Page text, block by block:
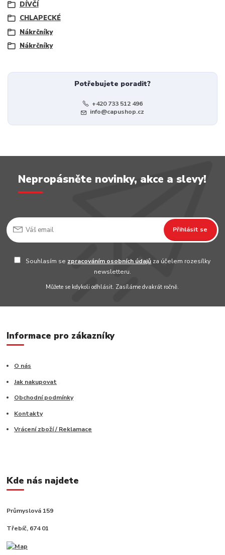
DÍVČÍ
CHLAPECKÉ
Nákrčníky
Nákrčníky
Potřebujete poradit?
+420 733 512 496
info@capushop.cz
Nepropásněte novinky, akce a slevy!
Přihlásit se
Souhlasím se zpracováním osobních údajů za účelem rozesílky
newsletteru.
Můžete se kdykoli odhlásit. Zasíláme dvakrát ročně.
Informace pro zákazníky
O nás
Jak nakupovat
Obchodní podmínky
Kontakty
Vrácení zboží / Reklamace
Kde nás najdete
Průmyslová 159
Třebíč, 674 01